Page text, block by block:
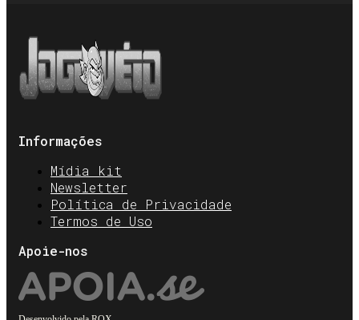
Informações
Mídia kit
Newsletter
Política de Privacidade
Termos de Uso
Apoie-nos